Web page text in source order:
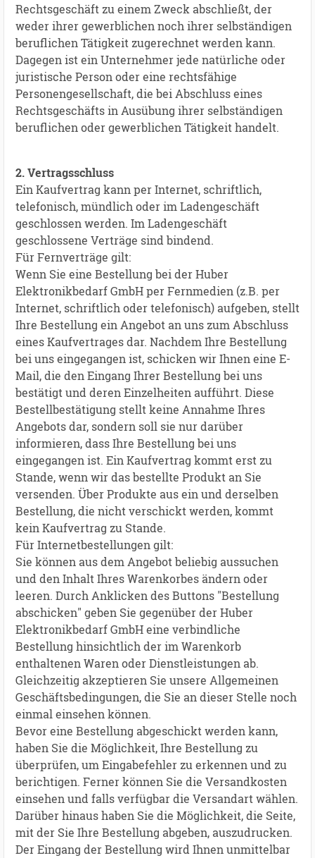
Rechtsgeschäft zu einem Zweck abschließt, der
weder ihrer gewerblichen noch ihrer selbständigen
beruflichen Tätigkeit zugerechnet werden kann.
Dagegen ist ein Unternehmer jede natürliche oder
juristische Person oder eine rechtsfähige
Personengesellschaft, die bei Abschluss eines
Rechtsgeschäfts in Ausübung ihrer selbständigen
beruflichen oder gewerblichen Tätigkeit handelt.
2. Vertragsschluss
Ein Kaufvertrag kann per Internet, schriftlich,
telefonisch, mündlich oder im Ladengeschäft
geschlossen werden. Im Ladengeschäft
geschlossene Verträge sind bindend.
Für Fernverträge gilt:
Wenn Sie eine Bestellung bei der Huber
Elektronikbedarf GmbH per Fernmedien (z.B. per
Internet, schriftlich oder telefonisch) aufgeben, stellt
Ihre Bestellung ein Angebot an uns zum Abschluss
eines Kaufvertrages dar. Nachdem Ihre Bestellung
bei uns eingegangen ist, schicken wir Ihnen eine E-
Mail, die den Eingang Ihrer Bestellung bei uns
bestätigt und deren Einzelheiten aufführt. Diese
Bestellbestätigung stellt keine Annahme Ihres
Angebots dar, sondern soll sie nur darüber
informieren, dass Ihre Bestellung bei uns
eingegangen ist. Ein Kaufvertrag kommt erst zu
Stande, wenn wir das bestellte Produkt an Sie
versenden. Über Produkte aus ein und derselben
Bestellung, die nicht verschickt werden, kommt
kein Kaufvertrag zu Stande.
Für Internetbestellungen gilt:
Sie können aus dem Angebot beliebig aussuchen
und den Inhalt Ihres Warenkorbes ändern oder
leeren. Durch Anklicken des Buttons "Bestellung
abschicken" geben Sie gegenüber der Huber
Elektronikbedarf GmbH eine verbindliche
Bestellung hinsichtlich der im Warenkorb
enthaltenen Waren oder Dienstleistungen ab.
Gleichzeitig akzeptieren Sie unsere Allgemeinen
Geschäftsbedingungen, die Sie an dieser Stelle noch
einmal einsehen können.
Bevor eine Bestellung abgeschickt werden kann,
haben Sie die Möglichkeit, Ihre Bestellung zu
überprüfen, um Eingabefehler zu erkennen und zu
berichtigen. Ferner können Sie die Versandkosten
einsehen und falls verfügbar die Versandart wählen.
Darüber hinaus haben Sie die Möglichkeit, die Seite,
mit der Sie Ihre Bestellung abgeben, auszudrucken.
Der Eingang der Bestellung wird Ihnen unmittelbar